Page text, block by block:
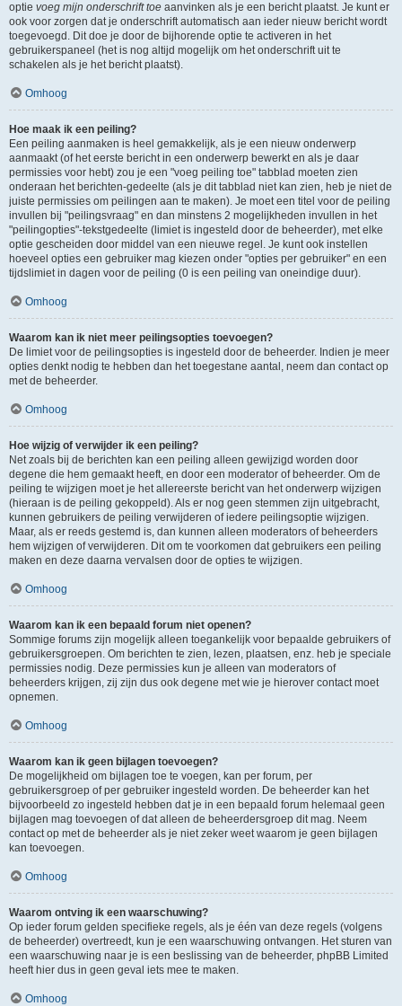
optie voeg mijn onderschrift toe aanvinken als je een bericht plaatst. Je kunt er
ook voor zorgen dat je onderschrift automatisch aan ieder nieuw bericht wordt
toegevoegd. Dit doe je door de bijhorende optie te activeren in het
gebruikerspaneel (het is nog altijd mogelijk om het onderschrift uit te
schakelen als je het bericht plaatst).
Omhoog
Hoe maak ik een peiling?
Een peiling aanmaken is heel gemakkelijk, als je een nieuw onderwerp
aanmaakt (of het eerste bericht in een onderwerp bewerkt en als je daar
permissies voor hebt) zou je een "voeg peiling toe" tabblad moeten zien
onderaan het berichten-gedeelte (als je dit tabblad niet kan zien, heb je niet de
juiste permissies om peilingen aan te maken). Je moet een titel voor de peiling
invullen bij "peilingsvraag" en dan minstens 2 mogelijkheden invullen in het
"peilingopties"-tekstgedeelte (limiet is ingesteld door de beheerder), met elke
optie gescheiden door middel van een nieuwe regel. Je kunt ook instellen
hoeveel opties een gebruiker mag kiezen onder "opties per gebruiker" en een
tijdslimiet in dagen voor de peiling (0 is een peiling van oneindige duur).
Omhoog
Waarom kan ik niet meer peilingsopties toevoegen?
De limiet voor de peilingsopties is ingesteld door de beheerder. Indien je meer
opties denkt nodig te hebben dan het toegestane aantal, neem dan contact op
met de beheerder.
Omhoog
Hoe wijzig of verwijder ik een peiling?
Net zoals bij de berichten kan een peiling alleen gewijzigd worden door
degene die hem gemaakt heeft, en door een moderator of beheerder. Om de
peiling te wijzigen moet je het allereerste bericht van het onderwerp wijzigen
(hieraan is de peiling gekoppeld). Als er nog geen stemmen zijn uitgebracht,
kunnen gebruikers de peiling verwijderen of iedere peilingsoptie wijzigen.
Maar, als er reeds gestemd is, dan kunnen alleen moderators of beheerders
hem wijzigen of verwijderen. Dit om te voorkomen dat gebruikers een peiling
maken en deze daarna vervalsen door de opties te wijzigen.
Omhoog
Waarom kan ik een bepaald forum niet openen?
Sommige forums zijn mogelijk alleen toegankelijk voor bepaalde gebruikers of
gebruikersgroepen. Om berichten te zien, lezen, plaatsen, enz. heb je speciale
permissies nodig. Deze permissies kun je alleen van moderators of
beheerders krijgen, zij zijn dus ook degene met wie je hierover contact moet
opnemen.
Omhoog
Waarom kan ik geen bijlagen toevoegen?
De mogelijkheid om bijlagen toe te voegen, kan per forum, per
gebruikersgroep of per gebruiker ingesteld worden. De beheerder kan het
bijvoorbeeld zo ingesteld hebben dat je in een bepaald forum helemaal geen
bijlagen mag toevoegen of dat alleen de beheerdersgroep dit mag. Neem
contact op met de beheerder als je niet zeker weet waarom je geen bijlagen
kan toevoegen.
Omhoog
Waarom ontving ik een waarschuwing?
Op ieder forum gelden specifieke regels, als je één van deze regels (volgens
de beheerder) overtreedt, kun je een waarschuwing ontvangen. Het sturen van
een waarschuwing naar je is een beslissing van de beheerder, phpBB Limited
heeft hier dus in geen geval iets mee te maken.
Omhoog